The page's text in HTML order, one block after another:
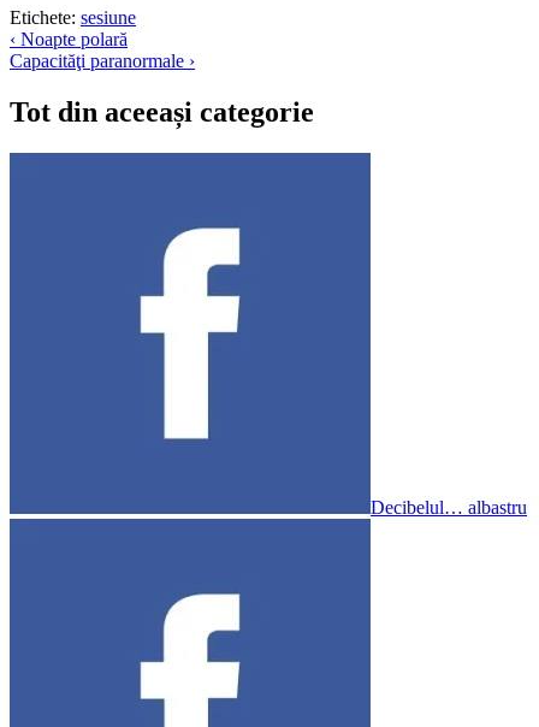
Etichete: sesiune
Navigare
în
articole
‹ Noapte polară
Capacităţi paranormale ›
Tot din aceeași categorie
Decibelul… albastru